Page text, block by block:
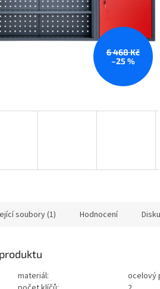
6 468 Kč
–25 %
soubory (1) Hodnocení
materiál:
ocelový